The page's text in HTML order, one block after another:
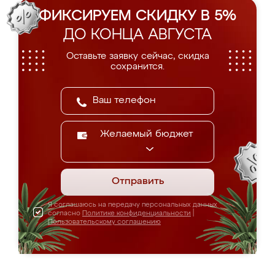
ФИКСИРУЕМ СКИДКУ В 5%
ДО КОНЦА АВГУСТА
Оставьте заявку сейчас, скидка
сохранится.
Желаемый бюджет
Отправить
Я соглашаюсь на передачу персональных данных
согласно Политике конфиденциальности
Пользовательскому соглашению